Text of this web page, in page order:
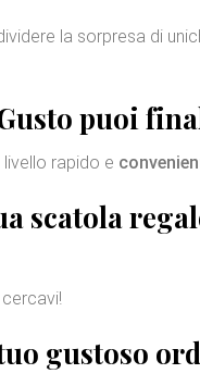
la sorpresa di
puoi
rapido e
scatola
gustoso